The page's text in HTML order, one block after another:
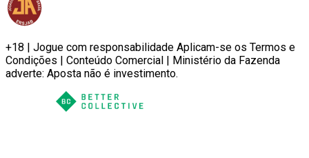
+18 | Jogue com responsabilidade Aplicam-se os Termos e
Condições | Conteúdo Comercial | Ministério da Fazenda
adverte: Aposta não é investimento.